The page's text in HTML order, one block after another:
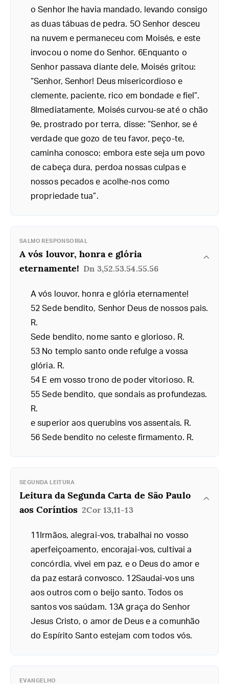
o Senhor lhe havia mandado, levando consigo
as duas tábuas de pedra. 5O Senhor desceu
na nuvem e permaneceu com Moisés, e este
invocou o nome do Senhor. 6Enquanto o
Senhor passava diante dele, Moisés gritou:
“Senhor, Senhor! Deus misericordioso e
clemente, paciente, rico em bondade e fiel”.
8Imediatamente, Moisés curvou-se até o chão
9e, prostrado por terra, disse: “Senhor, se é
verdade que gozo de teu favor, peço-te,
caminha conosco; embora este seja um povo
de cabeça dura, perdoa nossas culpas e
nossos pecados e acolhe-nos como
propriedade tua”.
SALMO RESPONSORIAL
A vós louvor, honra e glória
eternamente! Dn 3,52.53.54.55.56
A vós louvor, honra e glória eternamente!
52 Sede bendito, Senhor Deus de nossos pais.
R.
Sede bendito, nome santo e glorioso. R.
53 No templo santo onde refulge a vossa
glória. R.
54 E em vosso trono de poder vitorioso. R.
55 Sede bendito, que sondais as profundezas.
R.
e superior aos querubins vos assentais. R.
56 Sede bendito no celeste firmamento. R.
SEGUNDA LEITURA
Leitura da Segunda Carta de São Paulo
aos Coríntios 2Cor 13,11-13
11Irmãos, alegrai-vos, trabalhai no vosso
aperfeiçoamento, encorajai-vos, cultivai a
concórdia, vivei em paz, e o Deus do amor e
da paz estará convosco. 12Saudai-vos uns
aos outros com o beijo santo. Todos os
santos vos saúdam. 13A graça do Senhor
Jesus Cristo, o amor de Deus e a comunhão
do Espírito Santo estejam com todos vós.
EVANGELHO